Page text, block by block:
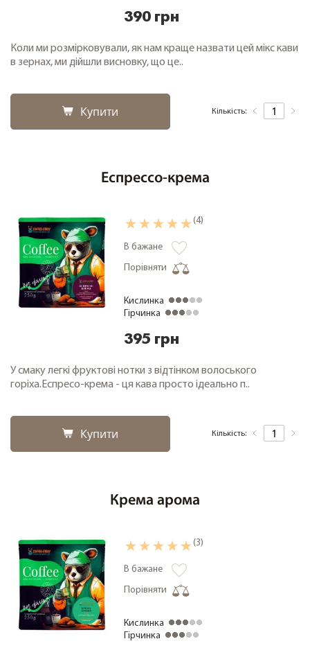
390 грн
Коли ми розмірковували, як нам краще назвати цей мікс кави
в зернах, ми дійшли висновку, що це..
Купити Кількість:
Еспрессо-крема
(4)
В бажане
Порівняти
Кислинка
Гірчинка
395 грн
У смаку легкі фруктові нотки з відтінком волоського
горіха.Еспресо-крема - ця кава просто ідеально п..
Купити Кількість:
Крема арома
(3)
В бажане
Порівняти
Кислинка
Гірчинка